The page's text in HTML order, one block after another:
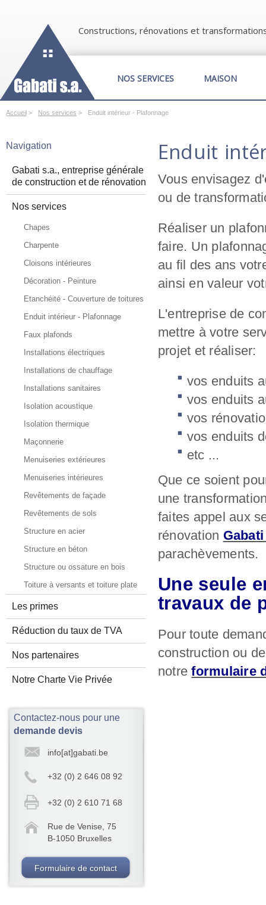
Constructions, rénovations et
NOS SERVICES MAISON
Accueil > Nos services > Enduit intérieur - Plafonnage
Navigation
Gabati s.a., entreprise générale
de construction et de rénovation
Nos services
Chapes
Charpente
Cloisons intérieures
Décoration - Peinture
Etanchéité - Couverture de toitures
Enduit intérieur - Plafonnage
Faux plafonds
Installations électriques
Installations de chauffage
Installations sanitaires
Isolation acoustique
Isolation thermique
Maçonnerie
Menuiseries extérieures
Menuiseries intérieures
Revêtements de façade
Revêtements de sols
Structure en acier
Structure en béton
Structure ou ossature en bois
Toiture à versants et toiture plate
Les primes
Réduction du taux de TVA
Nos partenaires
Notre Charte Vie Privée
Contactez-nous pour une
demande devis
info[at]gabati.be
+32 (0) 2 646 08 92
+32 (0) 2 610 71 68
Rue de Venise, 75
B-1050 Bruxelles
Formulaire de contact
Enduit
Vous envisagez
ou de
Réaliser un
faire. Un
au fil des ans
ainsi en valeur
L'entreprise de
mettre à votre
projet et réaliser:
vos enduits
vos enduits
vos
vos enduits
etc ...
Que ce soient
une
faites appel aux
rénovation
parachèvements.
Une seule
travaux de
Pour toute
construction ou
notreformulaire